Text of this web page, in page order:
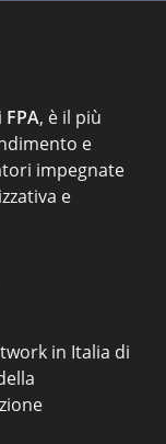
FPA, è il più
e
impegnate
e
in Italia di